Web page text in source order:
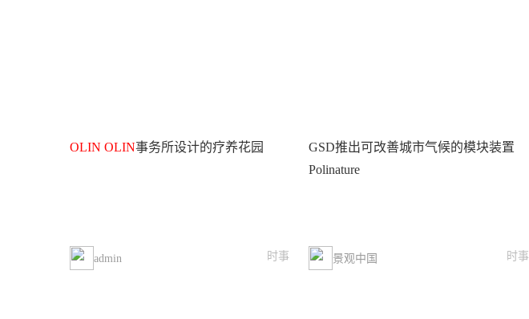
OLIN OLIN事务所设计的疗养花园
admin 时事
GSD推出可改善城市气候的模块装置
Polinature
景观中国 时事